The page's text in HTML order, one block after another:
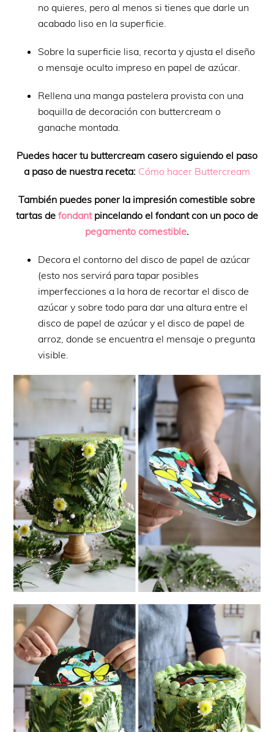
no quieres, pero al menos si tienes que darle un
acabado liso en la superficie.
Sobre la superficie lisa, recorta y ajusta el diseño
o mensaje oculto impreso en papel de azúcar.
Rellena una manga pastelera provista con una
boquilla de decoración con buttercream o
ganache montada.
Puedes hacer tu buttercream casero siguiendo el paso
a paso de nuestra receta: Cómo hacer Buttercream
También puedes poner la impresión comestible sobre
tartas de fondantpincelando el fondant con un poco de
pegamento comestible.
Decora el contorno del disco de papel de azúcar
(esto nos servirá para tapar posibles
imperfecciones a la hora de recortar el disco de
azúcar y sobre todo para dar una altura entre el
disco de papel de azúcar y el disco de papel de
arroz, donde se encuentra el mensaje o pregunta
visible.